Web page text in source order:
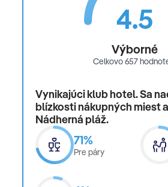
4.5
Výborné
Celkovo 657
Vynikajúci klub hotel. Sa
blízkosti nákupných miest
Nádherná pláž.
71%
Pre páry